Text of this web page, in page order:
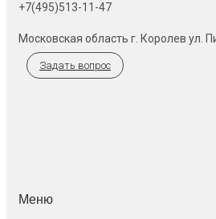
+7(495)513-11-47
Московская область г. Королев ул.
Задать вопрос
Меню